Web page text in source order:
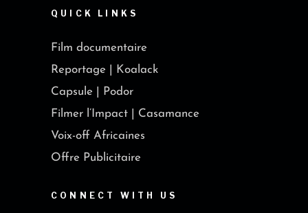
QUICK LINKS
Film documentaire
Reportage | Koalack
Capsule | Podor
Filmer l’Impact | Casamance
Voix-off Africaines
Offre Publicitaire
CONNECT WITH US